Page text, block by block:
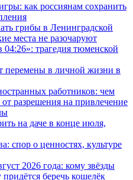
как россиянам сохранить
грибы в Ленинградской
места не разочаруют
трагедия тюменской
перемены в личной жизни в
работников: чем
разрешения на привлечение
на даче в конце июля,
спор о ценностях, культуре
2026 года: кому звёзды
беречь кошелёк